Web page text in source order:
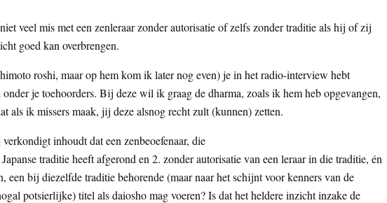
veel mis met een zenleraar zonder autorisatie of zelfs zonder traditie als hij of zij
goed kan overbrengen.
roshi, maar op hem kom ik later nog even) je in het radio-interview hebt
je toehoorders. Bij deze wil ik graag de dharma, zoals ik hem heb opgevangen,
als ik missers maak, jij deze alsnog recht zult (kunnen) zetten.
inhoudt dat een zenbeoefenaar, die
traditie heeft afgerond en 2. zonder autorisatie van een leraar in die traditie, én
een bij diezelfde traditie behorende (maar naar het schijnt voor kenners van de
potsierlijke) titel als daiosho mag voeren? Is dat het heldere inzicht inzake de